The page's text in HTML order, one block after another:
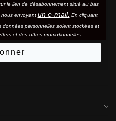
le lien de désabonnement situé au bas
envoyant un e-mail. En cliquant
personnelles soient stockées et
et des offres promotionnelles.